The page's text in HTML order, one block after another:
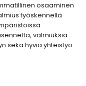
osaaminen
työskennellä
valmiuksia
sekä hyviä yhteistyö-